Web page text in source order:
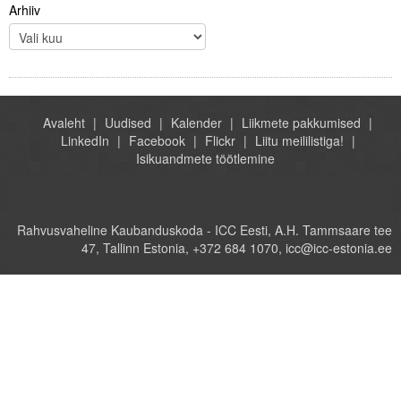
Arhiiv
Avaleht Uudised Kalender
Liikmete pakkumised
LinkedIn
Facebook Flickr
Liitu meililistiga!
Isikuandmete töötlemine
Rahvusvaheline Kaubanduskoda - ICC Eesti, A.H. Tammsaare tee
47, Tallinn Estonia, +372 684 1070, icc@icc-estonia.ee